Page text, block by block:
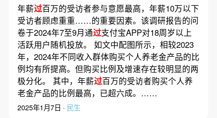
年薪过百万的受访者参与意愿最高，年薪10万以下
受访者顾虑重重……的重要因素。该调研报告的问
卷于2024年7至9月通过支付宝APP对18周岁以上
活跃用户随机投放。 如文中配图所示，相较2023
年，2024年不同收入群体购买个人养老金产品的比
例均有所提高。但购买比例及增速存在较明显的两
极分化。 其中，年薪过百万的受访者购买个人养
老金产品的比例最高，已超六成。……
2025年1月7日 · 民生